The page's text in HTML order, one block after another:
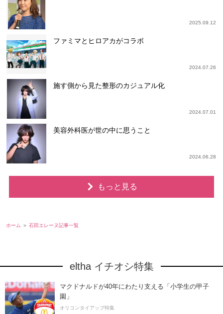
2025.09.12
ファミマとヒロアカがコラボ
2024.07.26
施す側から見た整形のカジュアル化
2024.07.01
美容外科医が世の中に思うこと
2024.06.28
もっと見る
ホーム 石田エレーヌ記事一覧
eltha イチオシ特集
マクドナルドが40年にわたり支える「小学生の甲子
園」
オリコンタイアップ特集